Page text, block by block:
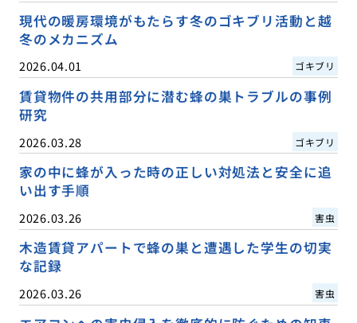
現代の暖房環境がもたらす冬のゴキブリ活動と越
冬のメカニズム
2026.04.01 ゴキブリ
賃貸物件の共用部分に潜む蜂の巣トラブルの事例
研究
2026.03.28 ゴキブリ
家の中に蜂が入った時の正しい対処法と安全に追
い出す手順
2026.03.26 害虫
木造賃貸アパートで蜂の巣と遭遇した学生の切実
な記録
2026.03.26 害虫